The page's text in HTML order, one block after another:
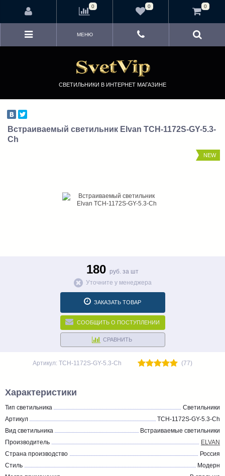
СВЕТИЛЬНИКИ В ИНТЕРНЕТ МАГАЗИНЕ
МЕНЮ
Встраиваемый светильник Elvan TCH-1172S-GY-5.3-
Ch
NEW
180 руб. за шт
Уточните у менеджера
ЗАКАЗАТЬ ТОВАР
СООБЩИТЬ О ПОСТУПЛЕНИИ
СРАВНИТЬ
Артикул: TCH-1172S-GY-5.3-Ch (77)
Характеристики
Тип светильника
Светильники
Артикул
TCH-1172S-GY-5.3-Ch
Вид светильника
Встраиваемые светильники
Производитель
ELVAN
Страна производство
Россия
Стиль
Модерн
0 0 0